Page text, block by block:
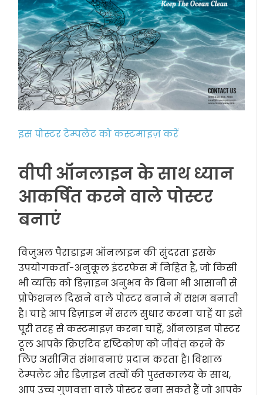
इस पोस्टर टेम्पलेट को कस्टमाइज़ करें
वीपी ऑनलाइन के साथ ध्यान
आकर्षित करने वाले पोस्टर
बनाएं
विजुअल पैराडाइम ऑनलाइन की सुंदरता इसके
उपयोगकर्ता-अनुकूल इंटरफेस में निहित है, जो किसी
भी व्यक्ति को डिज़ाइन अनुभव के बिना भी आसानी से
प्रोफेशनल दिखने वाले पोस्टर बनाने में सक्षम बनाती
है। चाहे आप डिज़ाइन में सरल सुधार करना चाहें या इसे
पूरी तरह से कस्टमाइज़ करना चाहें, ऑनलाइन पोस्टर
टूल आपके क्रिएटिव दृष्टिकोण को जीवंत करने के
लिए असीमित संभावनाएं प्रदान करता है। विशाल
टेम्पलेट और डिज़ाइन तत्वों की पुस्तकालय के साथ,
आप उच्च गुणवत्ता वाले पोस्टर बना सकते हैं जो आपके